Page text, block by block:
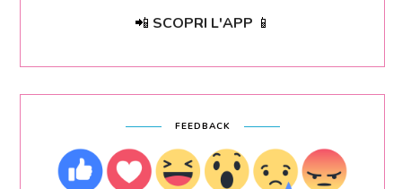
📲 SCOPRI L'APP 📱
FEEDBACK